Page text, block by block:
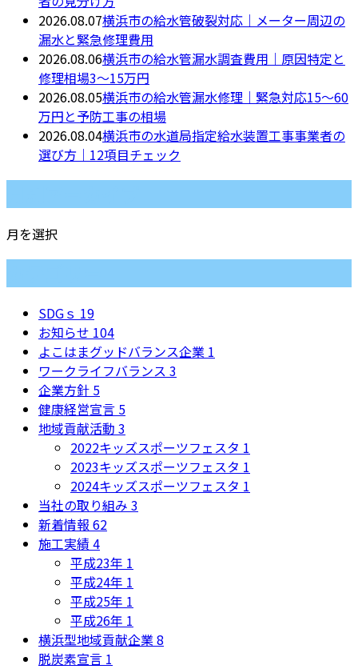
2026.08.07横浜市の給水管破裂対応｜メーター周辺の
漏水と緊急修理費用
2026.08.06横浜市の給水管漏水調査費用｜原因特定と
修理相場3〜15万円
2026.08.05横浜市の給水管漏水修理｜緊急対応15〜60
万円と予防工事の相場
2026.08.04横浜市の水道局指定給水装置工事事業者の
選び方｜12項目チェック
月を選択
SDGｓ 19
お知らせ 104
よこはまグッドバランス企業 1
ワークライフバランス 3
企業方針 5
健康経営宣言 5
地域貢献活動 3
2022キッズスポーツフェスタ 1
2023キッズスポーツフェスタ 1
2024キッズスポーツフェスタ 1
当社の取り組み 3
新着情報 62
施工実績4
平成23年 1
平成24年 1
平成25年 1
平成26年 1
横浜型地域貢献企業 8
脱炭素宣言 1